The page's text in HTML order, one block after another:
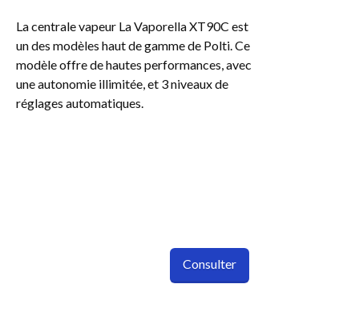
La centrale vapeur La Vaporella XT90C est
un des modèles haut de gamme de Polti. Ce
modèle offre de hautes performances, avec
une autonomie illimitée, et 3 niveaux de
réglages automatiques.
Consulter